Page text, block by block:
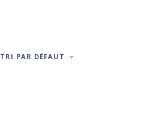
TRI PAR DÉFAUT